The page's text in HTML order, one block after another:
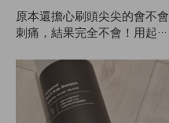
原本還擔心刷頭尖尖的會不會
刺痛，結果完全不會！用起來
清爽。自從用了這款ANAZE
刷子，洗頭時指甲也不會裂
開，現在沒有它真的沒辦法洗
頭了。